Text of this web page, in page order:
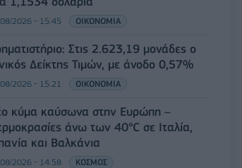
2026 - 15:45 ΟΙΚΟΝΟΜΙΑ
Στις 2.623,19 μονάδες ο
Δείκτης Τιμών, με άνοδο 0,57%
2026 - 15:21 ΟΙΚΟΝΟΜΙΑ
κύμα καύσωνα στην Ευρώπη –
άνω των 40°C σε Ιταλία,
και Βαλκάνια
2026 - 14:58 ΚΟΣΜΟΣ